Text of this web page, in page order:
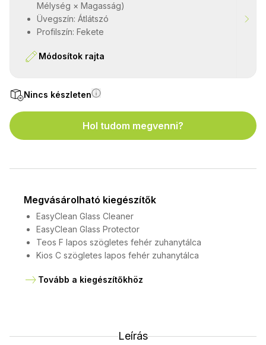
Mélység × Magasság)
Üvegszín: Átlátszó
Profilszín: Fekete
Módosítok rajta
Nincs készleten
Hol tudom megvenni?
Megvásárolható kiegészítők
EasyClean Glass Cleaner
EasyClean Glass Protector
Teos F lapos szögletes fehér zuhanytálca
Kios C szögletes lapos fehér zuhanytálca
Tovább a kiegészítőkhöz
Leírás